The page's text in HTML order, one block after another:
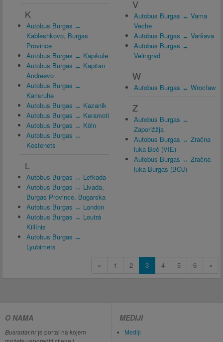
K
Autobus Burgas ↔
Kableshkovo, Burgas
Province
Autobus Burgas ↔ Kapıkule
Autobus Burgas ↔ Kapitan
Andreevo
Autobus Burgas ↔
Karlsruhe
Autobus Burgas ↔ Kazanlk
Autobus Burgas ↔ Keramoti
Autobus Burgas ↔ Köln
Autobus Burgas ↔
Kostenets
L
Autobus Burgas ↔ Lefkada
Autobus Burgas ↔ Livada,
Burgas Province, Bugarska
Autobus Burgas ↔ London
Autobus Burgas ↔ Loutrá
Killínis
Autobus Burgas ↔
Lyubimets
V
Autobus Burgas ↔ Vama
Veche
Autobus Burgas ↔ Varšava
Autobus Burgas ↔
Velingrad
W
Autobus Burgas ↔ Wrocław
Z
Autobus Burgas ↔
Zaporižžja
Autobus Burgas ↔ Zračna
luka Beč (VIE)
Autobus Burgas ↔ Zračna
luka Burgas (BOJ)
« 1 2 3 4 5 6 »
O NAMA
Busradar.hrje portal na kojem
MEDIJI
Mediji